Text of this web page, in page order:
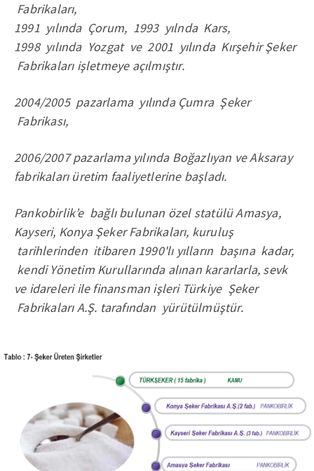
Fabrikaları,
1991 yılında Çorum, 1993 yılnda Kars,
1998 yılında Yozgat ve 2001 yılında Kırşehir Şeker
Fabrikaları işletmeye açılmıştır.
2004/2005 pazarlama yılında Çumra Şeker
Fabrikası,
2006/2007 pazarlama yılında Boğazlıyan ve Aksaray
fabrikaları üretim faaliyetlerine başladı.
Pankobirlik’e bağlı bulunan özel statülü Amasya,
Kayseri, Konya Şeker Fabrikaları, kuruluş
tarihlerinden itibaren 1990'lı yılların başına kadar,
kendi Yönetim Kurullarında alınan kararlarla, sevk
ve idareleri ile finansman işleri Türkiye Şeker
Fabrikaları A.Ş. tarafından yürütülmüştür.